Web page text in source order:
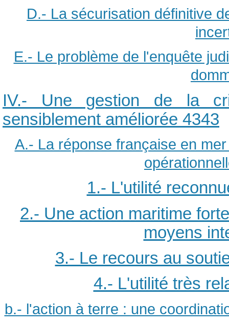
D.- La sécurisation définitive
E.- Le problème de l'enquête
IV.- Une gestion de la
sensiblement améliorée 4343
A.- La réponse française en
1.- L'utilité
2.- Une action maritime
moyens
3.- Le recours au
4.- L'utilité très
b.- l'action à terre : une